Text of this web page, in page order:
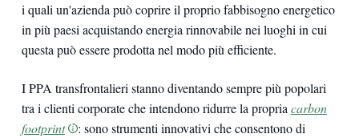
i quali un'azienda può coprire il proprio fabbisogno energetico
in più paesi acquistando energia rinnovabile nei luoghi in cui
questa può essere prodotta nel modo più efficiente.
I PPA transfrontalieri stanno diventando sempre più popolari
tra i clienti corporate che intendono ridurre la propriacarbon
footprint
: sono strumenti innovativi che consentono di